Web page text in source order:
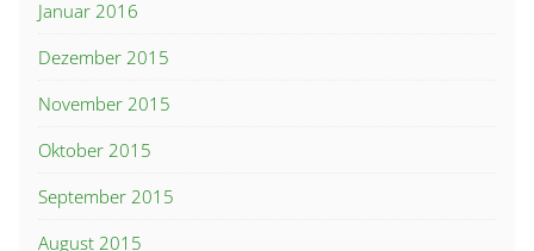
Januar 2016
Dezember 2015
November 2015
Oktober 2015
September 2015
August 2015